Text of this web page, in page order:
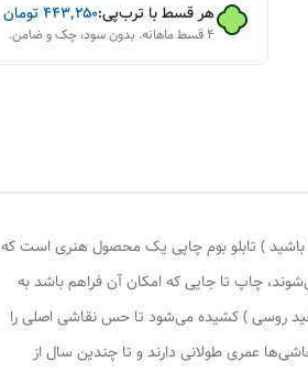
هر قسط با ترب‌پی:۴۴۳٬۲۵۰ تومان
۴ قسط ماهانه. بدون سود، چک و ضامن.
باشید ) تابلو بوم چاپی یک محصول هنری است که
چاپ تا جایی که امکان آن فراهم باشد به
روسی ) کشیده می‌شود تا حس نقاشی اصلی را
عمری طولانی دارند و تا چندین سال از